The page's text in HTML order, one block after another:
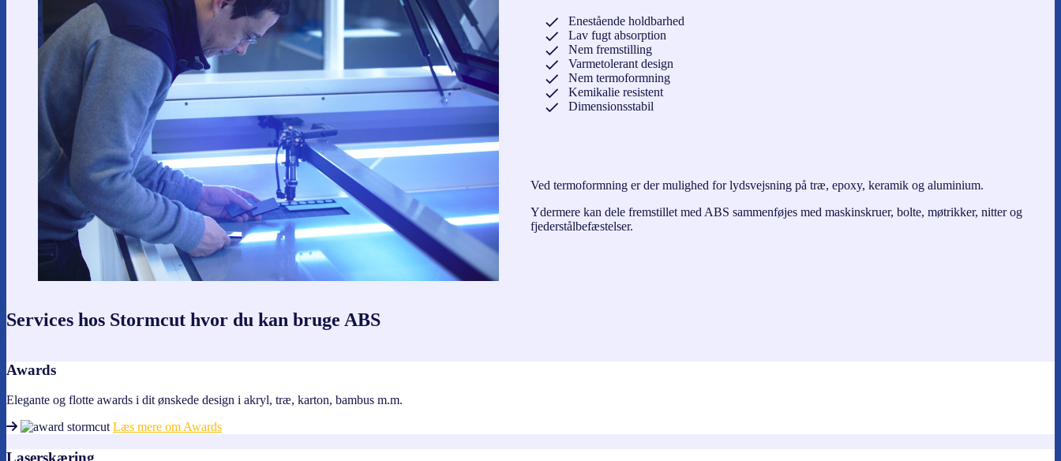
Enestående holdbarhed
Lav fugt absorption
Nem fremstilling
Varmetolerant design
Nem termoformning
Kemikalie resistent
Dimensionsstabil
Ved termoformning er der mulighed for lydsvejsning på træ, epoxy, keramik og aluminium.
Ydermere kan dele fremstillet med ABS sammenføjes med maskinskruer, bolte, møtrikker, nitter og
fjederstålbefæstelser.
Services hos Stormcut hvor du kan bruge ABS
Awards
Elegante og flotte awards i dit ønskede design i akryl, træ, karton, bambus m.m.
Læs mere om Awards
Laserskæring